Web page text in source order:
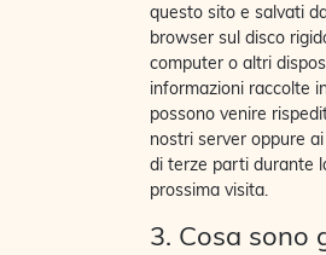
questo sito e salvati
browser sul disco
computer o altri
informazioni raccolte
possono venire
nostri server oppure
di terze parti durante
prossima visita.
3. Cosa sono